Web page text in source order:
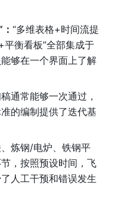
“多维表格+时间流提
衡看板”全部集成于
够在一个界面上了解
通常能够一次通过，
的编制提供了迭代基
炼钢/电炉、铁钢平
，按照预设时间，飞
人工干预和错误发生